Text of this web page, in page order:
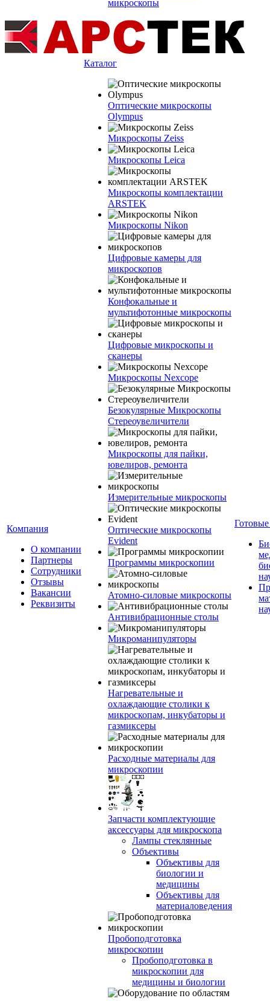
микроскопы
Компания
О компании
Партнеры
Сотрудники
Отзывы
Вакансии
Реквизиты
Каталог
Оптические микроскопы
Olympus
Микроскопы Zeiss
Микроскопы Leica
Микроскопы комплектации
ARSTEK
Микроскопы Nikon
Цифровые камеры для
микроскопов
Конфокальные и
мультифотонные микроскопы
Цифровые микроскопы и
сканеры
Микроскопы Nexcope
Безокулярные Микроскопы
Стереоувеличители
Микроскопы для пайки,
ювелиров, ремонта
Измерительные микроскопы
Оптические микроскопы
Evident
Программы микроскопии
Атомно-силовые микроскопы
Антивибрационные столы
Микроманипуляторы
Нагревательные и
охлаждающие столики к
микроскопам, инкубаторы и
газмиксеры
Расходные материалы для
микроскопии
Запчасти комплектующие
аксессуары для микроскопа
Лампы стеклянные
Объективы
Объективы для
биологии и
медицины
Объективы для
материаловедения
Пробоподготовка
микроскопии
Пробоподготовка в
микроскопии для
медицины и биологии